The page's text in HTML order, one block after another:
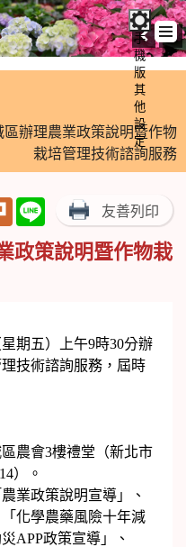
手
機
版
其
他
設
定
區辦理農業政策說明暨作物
栽培管理技術諮詢服務
Plurk Line 友善列印
政策說明暨作物栽
期五）上午9時30分辦
技術諮詢服務，屆時
農會3樓禮堂（新北市
）。
業政策說明宣導」、
化學農藥風險十年減
APP政策宣導」、